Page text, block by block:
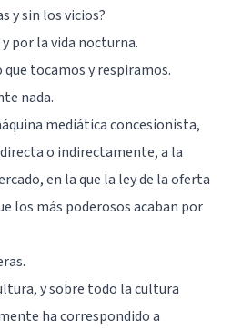
y sin los vicios?
por la vida nocturna.
tocamos y respiramos.
nada.
mediática concesionista,
o indirectamente, a la
en la que la ley de la oferta
los más poderosos acaban por
y sobre todo la cultura
ha correspondido a